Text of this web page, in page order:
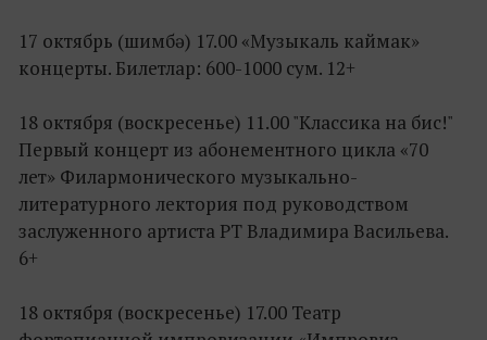
17 октябрь (шимбә) 17.00 «Музыкаль каймак»
концерты. Билетлар: 600-1000 сум. 12+
18 октября (воскресенье) 11.00 "Классика на бис!"
Первый концерт из абонементного цикла «70
лет» Филармонического музыкально-
литературного лектория под руководством
заслуженного артиста РТ Владимира Васильева.
6+
18 октября (воскресенье) 17.00 Театр